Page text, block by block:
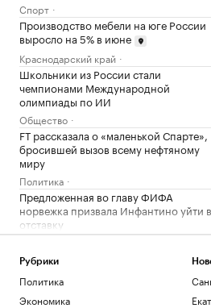
Спорт
Производство мебели на юге России
выросло на 5% в июне
Краснодарский край
Школьники из России стали
чемпионами Международной
олимпиады по ИИ
Общество
FT рассказала о «маленькой Спарте»,
бросившей вызов всему нефтяному
миру
Политика
Предложенная во главу ФИФА
норвежка призвала Инфантино уйти в
отставку
Финляндия закрыла проходы для
на границе с Россией
Общество
Рубрики
Политика
Экономика